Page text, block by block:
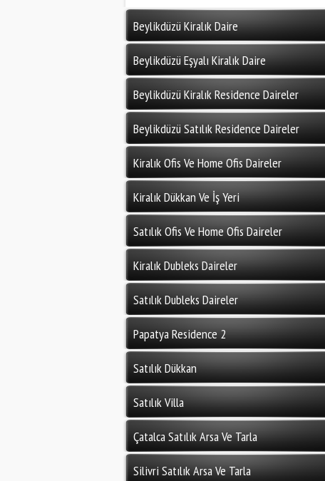
Beylikdüzü Kiralık Daire
Beylikdüzü Eşyalı Kiralık Daire
Beylikdüzü Kiralık Residence Daireler
Beylikdüzü Satılık Residence Daireler
Kiralık Ofis Ve Home Ofis Daireler
Kiralık Dükkan Ve İş Yeri
Satılık Ofis Ve Home Ofis Daireler
Kiralık Dubleks Daireler
Satılık Dubleks Daireler
Papatya Residence 2
Satılık Dükkan
Satılık Villa
Çatalca Satılık Arsa Ve Tarla
Silivri Satılık Arsa Ve Tarla